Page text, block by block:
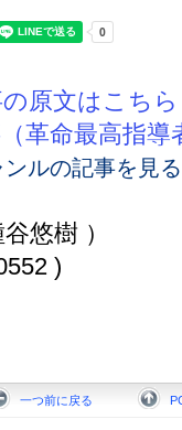
原文はこちら
革命最高指
ルの記事を見る
悠樹 ）
)
一つ前に戻る